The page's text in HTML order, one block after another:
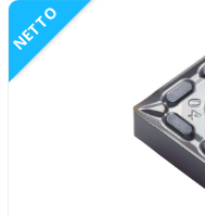
NETTO